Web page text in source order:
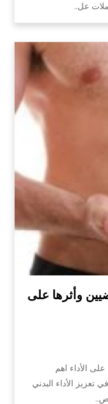
عل…
وأثرها على
على الأداء اهم
تعزيز الأداء البدني